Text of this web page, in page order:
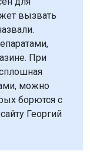
вызвать
При
можно
борются с
Георгий